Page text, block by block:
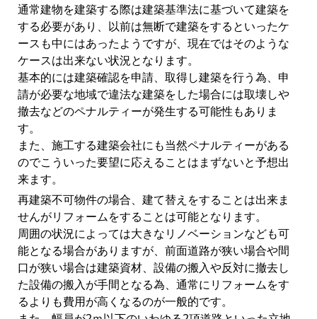
通常建物を建築する際は建築基準法に基づいて建築を
する必要があり、以前は無断で建築をするといったケ
ースも中にはあったようですが、現在ではそのような
ケースは出来ない状況となります。
基本的には建築確認を申請、取得し建築を行う為、申
請が必要な地域で違法な建築をした場合には取壊しや
撤去などのペナルティーが発生する可能性もありま
す。
また、施工する建築会社にも当然ペナルティーがある
のでこういった要望に応えることはまずないと予想出
来ます。
再建築不可物件の場合、建て替えをすることは出来ま
せんがリフォームをすることは可能となります。
周囲の状況によっては大きなリノベーションなども可
能となる場合がありますが、前面道路が狭い場合や間
口が狭い場合は建築資材、設備の搬入や反対に撤去し
た設備の搬入が手間となる為、通常にリフォームをす
るよりも費用が高くなるのが一般的です。